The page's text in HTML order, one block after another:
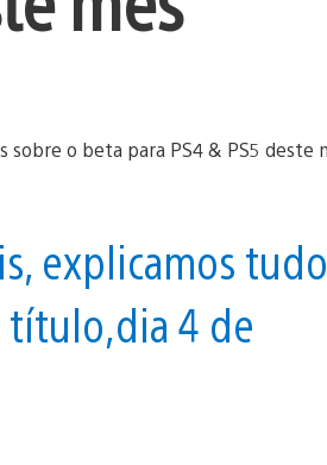
explicamos tudo
título,dia 4 de